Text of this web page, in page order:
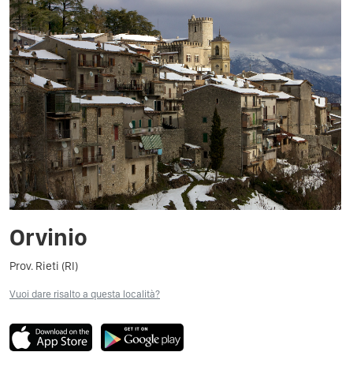
Orvinio
Prov. Rieti (RI)
Vuoi dare risalto a questa località?